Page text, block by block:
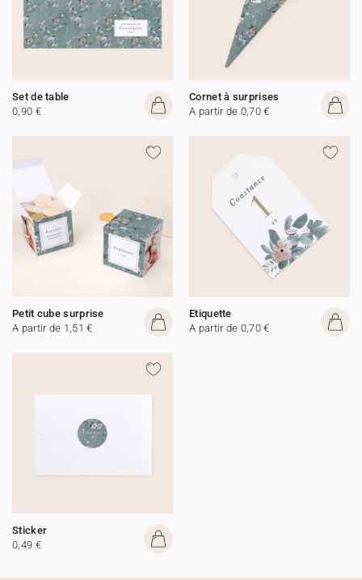
Set de table
0,90 €
Cornet à surprises
A partir de 0,70 €
Petit cube surprise
A partir de 1,51 €
Etiquette
A partir de 0,70 €
Sticker
0,49 €